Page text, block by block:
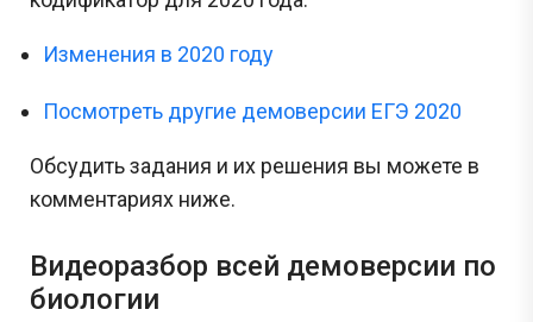
Изменения в 2020 году
Посмотреть другие демоверсии ЕГЭ 2020
Обсудить задания и их решения вы можете в
комментариях ниже.
Видеоразбор всей демоверсии по
биологии